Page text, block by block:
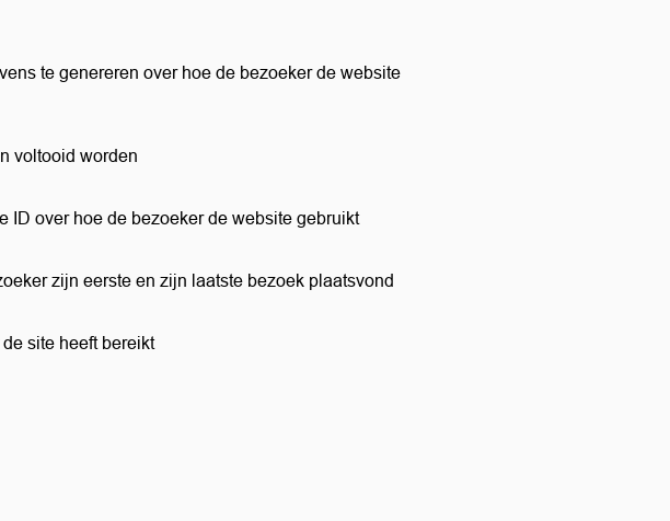
te genereren over hoe de bezoeker de website
voltooid worden
ID over hoe de bezoeker de website gebruikt
zijn eerste en zijn laatste bezoek plaatsvond
site heeft bereikt